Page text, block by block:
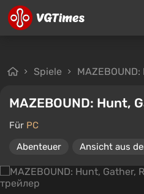
Spiele
MAZEBOUND: Hunt,
Für PC
Abenteuer
Ansicht aus